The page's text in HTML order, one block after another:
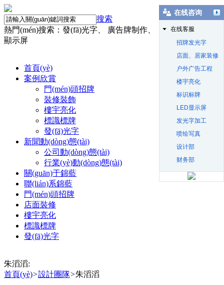
搜索
熱門(mén)搜索：發(fā)光字、 廣告牌制作、 店面裝修、 LED
顯示屏
首頁(yè)
案例欣賞
門(mén)頭招牌
裝修裝飾
樓宇亮化
標識標牌
發(fā)光字
新聞動(dòng)態(tài)
公司動(dòng)態(tài)
行業(yè)動(dòng)態(tài)
關(guān)于錦藍
聯(lián)系錦藍
門(mén)頭招牌
店面裝修
樓宇亮化
標識標牌
發(fā)光字
朱滔滔:
首頁(yè)>設計團隊>朱滔滔
在线咨询
在线客服
招牌发光字
店面、居家装修
户外广告工程
楼宇亮化
标识标牌
LED显示屏
发光字加工
喷绘写真
设计部
财务部